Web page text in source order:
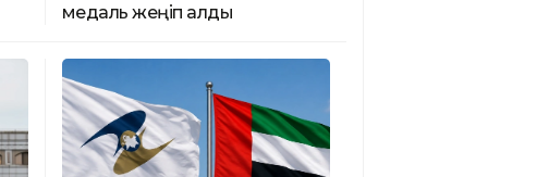
медаль жеңіп алды